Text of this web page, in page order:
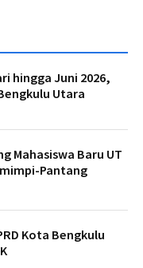
hingga Juni 2026,
Utara
Mahasiswa Baru UT
Pantang
Kota Bengkulu